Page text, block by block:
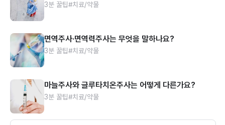
3분 꿀팁#치료/약물
면역주사·면역력주사는 무엇을 말하나요?
3분 꿀팁#치료/약물
마늘주사와 글루타치온주사는 어떻게 다른가요?
3분 꿀팁#치료/약물